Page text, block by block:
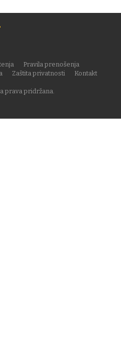
prava pridržana.
Pravila prenošenja
Zaštita privatnosti
Kontakt